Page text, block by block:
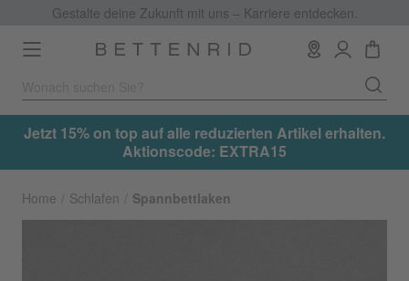
Gestalte deine Zukunft mit uns – Karriere entdecken.
Toggle
navigation
Jetzt 15% on top auf alle reduzierten Artikel erhalten.
Aktionscode: EXTRA15
Home Schlafen Spannbettlaken